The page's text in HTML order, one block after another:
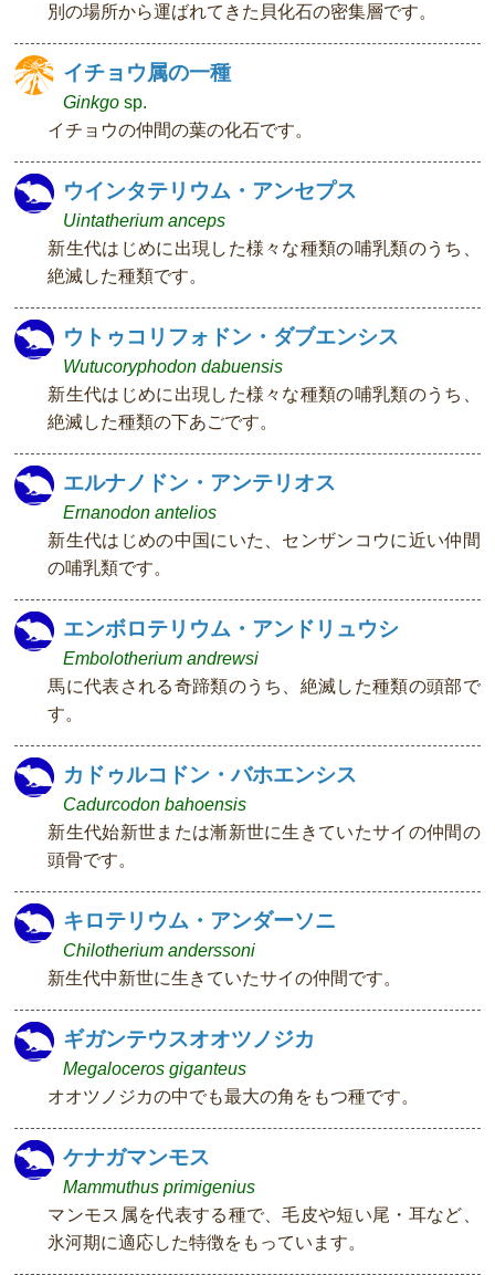
別の場所から運ばれてきた貝化石の密集層です。
イチョウ属の一種
Ginkgo sp.
イチョウの仲間の葉の化石です。
ウインタテリウム・アンセプス
Uintatherium anceps
新生代はじめに出現した様々な種類の哺乳類のうち、
絶滅した種類です。
ウトゥコリフォドン・ダブエンシス
Wutucoryphodon dabuensis
新生代はじめに出現した様々な種類の哺乳類のうち、
絶滅した種類の下あごです。
エルナノドン・アンテリオス
Ernanodon antelios
新生代はじめの中国にいた、センザンコウに近い仲間
の哺乳類です。
エンボロテリウム・アンドリュウシ
Embolotherium andrewsi
馬に代表される奇蹄類のうち、絶滅した種類の頭部で
す。
カドゥルコドン・バホエンシス
Cadurcodon bahoensis
新生代始新世または漸新世に生きていたサイの仲間の
頭骨です。
キロテリウム・アンダーソニ
Chilotherium anderssoni
新生代中新世に生きていたサイの仲間です。
ギガンテウスオオツノジカ
Megaloceros giganteus
オオツノジカの中でも最大の角をもつ種です。
ケナガマンモス
Mammuthus primigenius
マンモス属を代表する種で、毛皮や短い尾・耳など、
氷河期に適応した特徴をもっています。